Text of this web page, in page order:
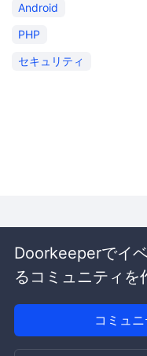
Android
PHP
セキュリティ
Doorkeeperでイ
るコミュニティを
コミュ